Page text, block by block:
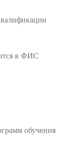
в ФИС
обучения